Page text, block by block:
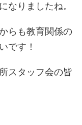
なりましたね。
らも教育関係の
です！
スタッフ会の皆